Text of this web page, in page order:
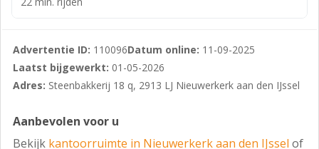
Buitenzijde
• Gevels tussenunits gemetseld met bruin gemêleerde
steen tot bovenzijde overheaddeur en verticaal
Advertentie ID: 110096Datum online: 11-09-2025
Laatst bijgewerkt: 01-05-2026
Adres: Steenbakkerij 18 q, 2913 LJ Nieuwerkerk aan den IJssel
Aanbevolen voor u
Bekijk kantoorruimte in Nieuwerkerk aan den IJssel of